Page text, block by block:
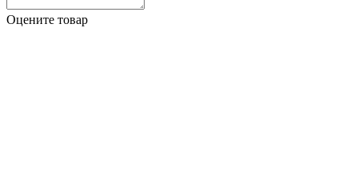
Оцените товар